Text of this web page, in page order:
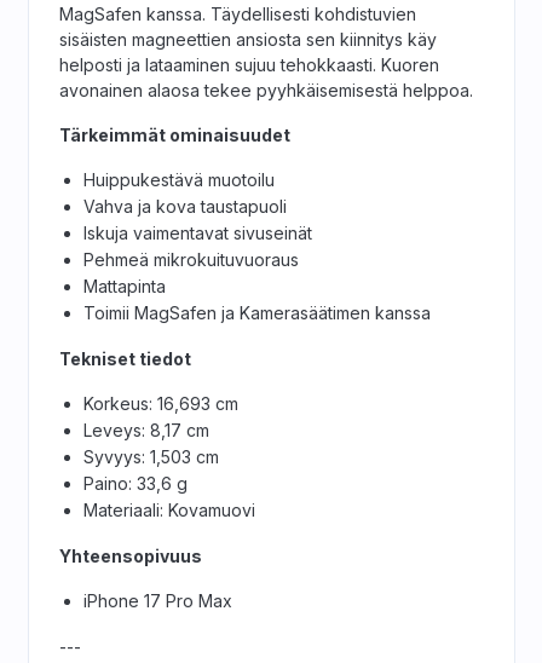
MagSafen kanssa. Täydellisesti kohdistuvien
sisäisten magneettien ansiosta sen kiinnitys käy
helposti ja lataaminen sujuu tehokkaasti. Kuoren
avonainen alaosa tekee pyyhkäisemisestä helppoa.
Tärkeimmät ominaisuudet
Huippukestävä muotoilu
Vahva ja kova taustapuoli
Iskuja vaimentavat sivuseinät
Pehmeä mikrokuituvuoraus
Mattapinta
Toimii MagSafen ja Kamerasäätimen kanssa
Tekniset tiedot
Korkeus: 16,693 cm
Leveys: 8,17 cm
Syvyys: 1,503 cm
Paino: 33,6 g
Materiaali: Kovamuovi
Yhteensopivuus
iPhone 17 Pro Max
---